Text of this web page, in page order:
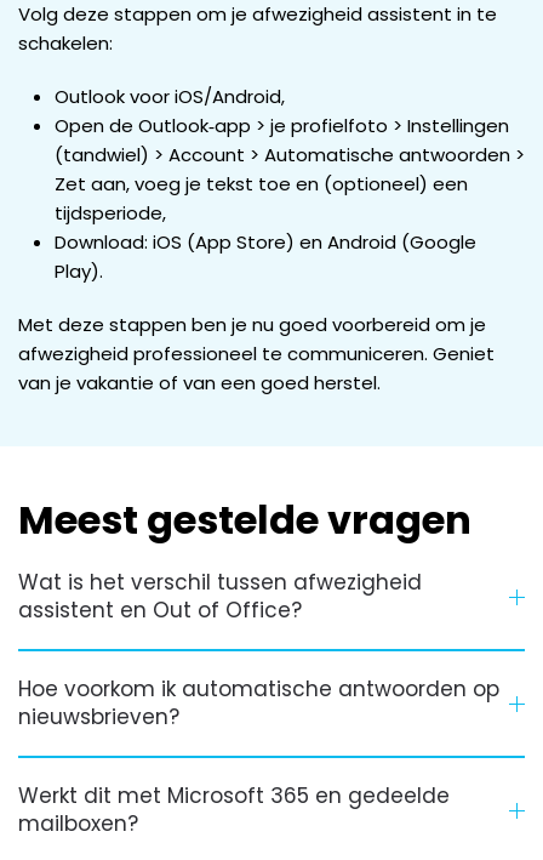
Volg deze stappen om je afwezigheid assistent in te
schakelen:
Outlook voor iOS/Android,
Open de Outlook‑app > je profielfoto > Instellingen
(tandwiel) > Account > Automatische antwoorden >
Zet aan, voeg je tekst toe en (optioneel) een
tijdsperiode,
Download: iOS (App Store) en Android (Google
Play).
Met deze stappen ben je nu goed voorbereid om je
afwezigheid professioneel te communiceren. Geniet
van je vakantie of van een goed herstel.
Meest gestelde vragen
Wat is het verschil tussen afwezigheid
assistent en Out of Office?
Hoe voorkom ik automatische antwoorden op
nieuwsbrieven?
Werkt dit met Microsoft 365 en gedeelde
mailboxen?